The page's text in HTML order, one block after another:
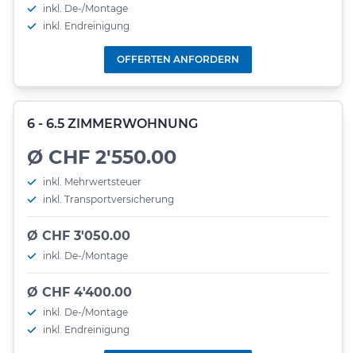
inkl. De-/Montage
inkl. Endreinigung
OFFERTEN ANFORDERN
6 - 6.5 ZIMMERWOHNUNG
Ø CHF 2'550.00
inkl. Mehrwertsteuer
inkl. Transportversicherung
Ø CHF 3'050.00
inkl. De-/Montage
Ø CHF 4'400.00
inkl. De-/Montage
inkl. Endreinigung